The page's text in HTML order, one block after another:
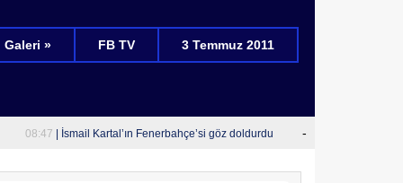
Galeri » FB TV 3 Temmuz 2011
08:47| İsmail Kartal’ın Fenerbahçe’si göz doldurdu-